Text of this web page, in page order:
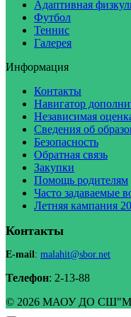
Адаптивная
Футбол
Теннис
Галерея
Информация
Контакты
Навигатор
Независимая
Сведения об
Безопасность
Обратная связь
Закупки
Помощь родителям
Часто задаваемые
Летняя кампания
Контакты
E-mail: malahit@sbor.net
Телефон: 2-13-88
© 2026 МАОУ ДО